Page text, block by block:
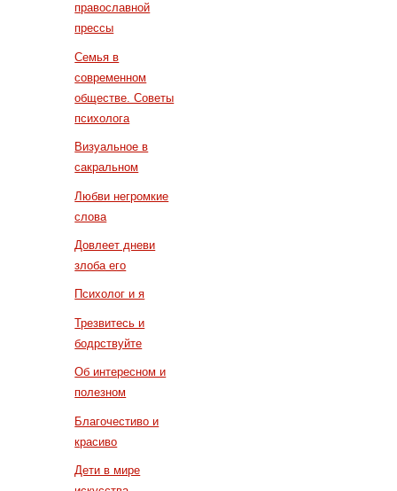
православной
прессы
Семья в
современном
обществе. Советы
психолога
Визуальное в
сакральном
Любви негромкие
слова
Довлеет дневи
злоба его
Психолог и я
Трезвитесь и
бодрствуйте
Об интересном и
полезном
Благочестиво и
красиво
Дети в мире